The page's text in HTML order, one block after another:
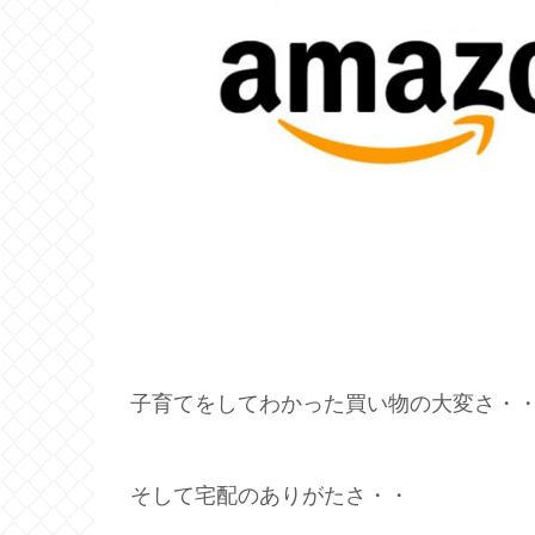
子育てをしてわかった買い物の大変さ・
そして宅配のありがたさ・・